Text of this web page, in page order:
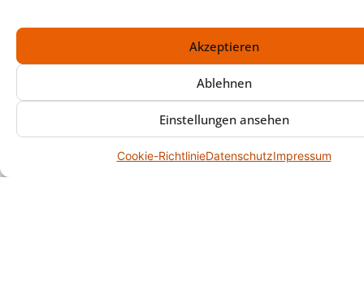
Akzeptieren
Ablehnen
Einstellungen ansehen
Cookie-RichtlinieDatenschutzImpressum
Zugänge, Etagen, Zeitfenster und
mögliche Rückbaupunkte. Wenn ein
Termin fix ist, legen wir den Ablauf
so, dass die Räumung konzentriert
und planbar bleibt.